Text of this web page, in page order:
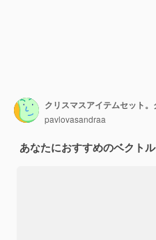
pavlovasandraa
あなたにおすすめのベクトル